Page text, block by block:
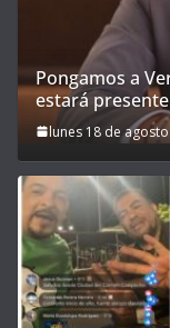
Pongamos a
estará
lunes 18 de